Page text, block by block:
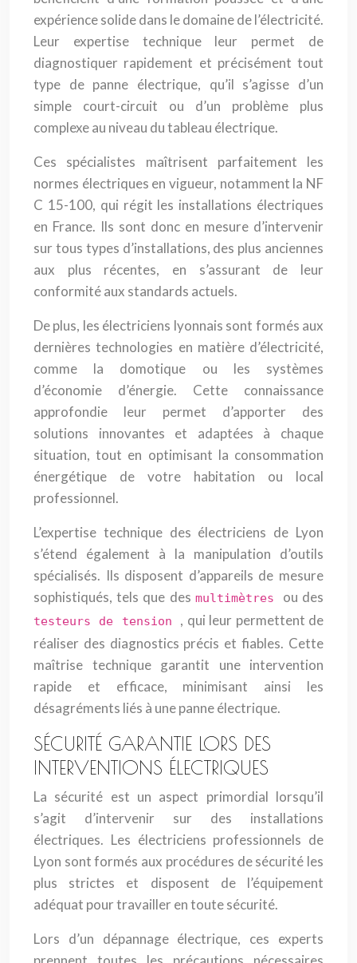
expérience solide dans le domaine de l’électricité.
Leur expertise technique leur permet de
diagnostiquer rapidement et précisément tout
type de panne électrique, qu’il s’agisse d’un
simple court-circuit ou d’un problème plus
complexe au niveau du tableau électrique.
Ces spécialistes maîtrisent parfaitement les
normes électriques en vigueur, notamment la NF
C 15-100, qui régit les installations électriques
en France. Ils sont donc en mesure d’intervenir
sur tous types d’installations, des plus anciennes
aux plus récentes, en s’assurant de leur
conformité aux standards actuels.
De plus, les électriciens lyonnais sont formés aux
dernières technologies en matière d’électricité,
comme la domotique ou les systèmes
d’économie d’énergie. Cette connaissance
approfondie leur permet d’apporter des
solutions innovantes et adaptées à chaque
situation, tout en optimisant la consommation
énergétique de votre habitation ou local
professionnel.
L’expertise technique des électriciens de Lyon
s’étend également à la manipulation d’outils
spécialisés. Ils disposent d’appareils de mesure
sophistiqués, tels que des multimètres ou des
testeurs de tension , qui leur permettent de
réaliser des diagnostics précis et fiables. Cette
maîtrise technique garantit une intervention
rapide et efficace, minimisant ainsi les
désagréments liés à une panne électrique.
SÉCURITÉ GARANTIE LORS DES
INTERVENTIONS ÉLECTRIQUES
La sécurité est un aspect primordial lorsqu’il
s’agit d’intervenir sur des installations
électriques. Les électriciens professionnels de
Lyon sont formés aux procédures de sécurité les
plus strictes et disposent de l’équipement
adéquat pour travailler en toute sécurité.
Lors d’un dépannage électrique, ces experts